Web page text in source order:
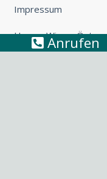
Impressum
Umzug Wien –
Küchentransport &
Anrufen